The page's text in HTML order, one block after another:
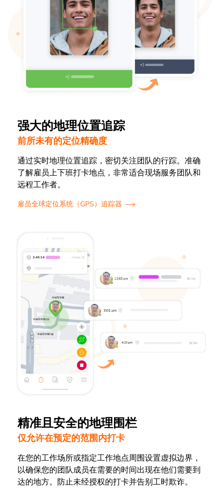
强大的地理位置追踪
前所未有的定位精确度
通过实时地理位置追踪，密切关注团队的行踪。准确
了解雇员上下班打卡地点，非常适合现场服务团队和
远程工作者。
雇员全球定位系统（GPS）追踪器
精准且安全的地理围栏
仅允许在预定的范围内打卡
在您的工作场所或指定工作地点周围设置虚拟边界，
以确保您的团队成员在需要的时间出现在他们需要到
达的地方。防止未经授权的打卡并告别工时欺诈。